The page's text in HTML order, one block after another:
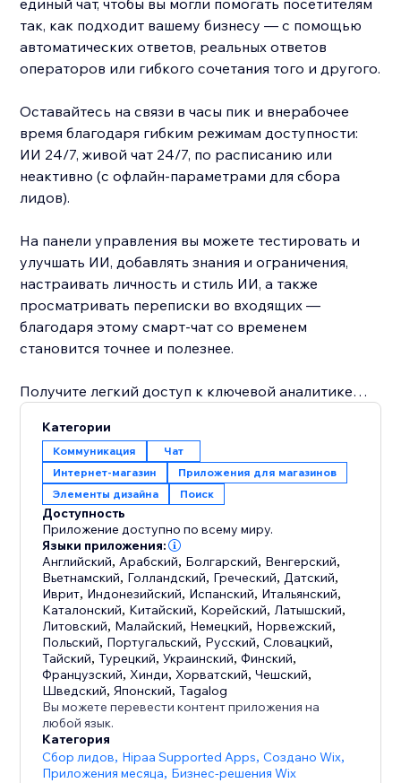
единый чат, чтобы вы могли помогать посетителям
так, как подходит вашему бизнесу — с помощью
автоматических ответов, реальных ответов
операторов или гибкого сочетания того и другого.
Оставайтесь на связи в часы пик и внерабочее
время благодаря гибким режимам доступности:
ИИ 24/7, живой чат 24/7, по расписанию или
неактивно (с офлайн-параметрами для сбора
лидов).
На панели управления вы можете тестировать и
улучшать ИИ, добавлять знания и ограничения,
настраивать личность и стиль ИИ, а также
просматривать переписки во входящих —
благодаря этому смарт-чат со временем
становится точнее и полезнее.
Получите легкий доступ к ключевой аналитике
посетителях вашего сайта и улучшить
взаимодействие с ними для увеличения
конверсии. Смарт-чат также анализирует ваши
переписки, чтобы предоставить вам ключевую
статистику о том, что ищут ваши клиенты и как вы
можете улучшить свой бизнес.
Ранее известный как Wix ИИ-чат, смарт-чат теперь
обновлен и включает живой чат. Он разработан,
чтобы заменить старый Wix Чат одним
унифицированным решением.
Категории
Коммуникация
Чат
Интернет-магазин
Приложения для магазинов
Элементы дизайна
Поиск
Доступность
Приложение доступно по всему миру.
Языки приложения:
Английский, Арабский, Болгарский, Венгерский,
Вьетнамский, Голландский, Греческий, Датский,
Иврит, Индонезийский, Испанский, Итальянский,
Каталонский, Китайский, Корейский, Латышский,
Литовский, Малайский, Немецкий, Норвежский,
Польский, Португальский, Русский,Словацкий,
Тайский,Турецкий,Украинский,Финский,
Французский, Хинди, Хорватский,Чешский,
Шведский,Японский,Tagalog
Вы можете перевести контент приложения на
любой язык.
Категория
Сбор лидов, Hipaa Supported Apps,Создано Wix,
Приложения месяца, Бизнес-решения Wix